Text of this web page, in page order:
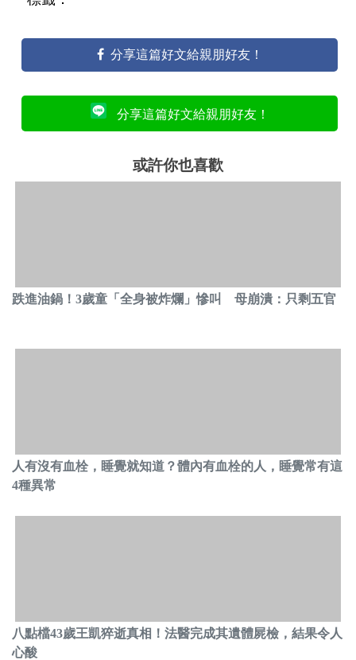
分享這篇好文給親朋好友！
分享這篇好文給親朋好友！
或許你也喜歡
跌進油鍋！3歲童「全身被炸爛」慘叫 母崩潰：只剩五官
人有沒有血栓，睡覺就知道？體內有血栓的人，睡覺常有這
4種異常
八點檔43歲王凱猝逝真相！法醫完成其遺體屍檢，結果令人
心酸